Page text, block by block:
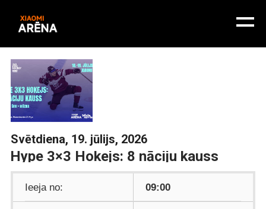
Svētdiena, 19. jūlijs, 2026
Hype 3×3 Hokejs: 8 nāciju kauss
Ieeja no: 09:00